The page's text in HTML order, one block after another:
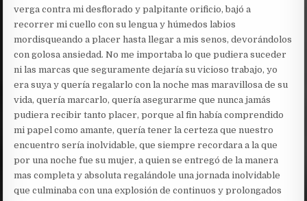
verga contra mi desflorado y palpitante orificio, bajó a
recorrer mi cuello con su lengua y húmedos labios
mordisqueando a placer hasta llegar a mis senos, devorándolos
con golosa ansiedad. No me importaba lo que pudiera suceder
ni las marcas que seguramente dejaría su vicioso trabajo, yo
era suya y quería regalarlo con la noche mas maravillosa de su
vida, quería marcarlo, quería asegurarme que nunca jamás
pudiera recibir tanto placer, porque al fin había comprendido
mi papel como amante, quería tener la certeza que nuestro
encuentro sería inolvidable, que siempre recordara a la que
por una noche fue su mujer, a quien se entregó de la manera
mas completa y absoluta regalándole una jornada inolvidable
que culminaba con una explosión de continuos y prolongados